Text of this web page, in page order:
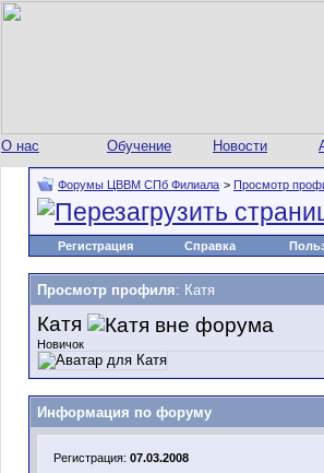
О нас Обучение Новости
Форумы ЦВВМ СПб Филиала > Просмотр
Регистрация Справка
Просмотр профиля: Катя
Катя
Новичок
Информация по форуму
Регистрация: 07.03.2008